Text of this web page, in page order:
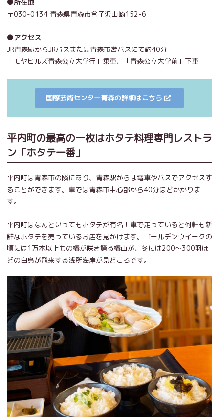
●所在地
〒030-0134 青森県青森市合子沢山崎152-6
●アクセス
JR青森駅からJRバスまたは青森市営バスにて約40分
「モヤヒルズ青森公立大学行」乗車、「青森公立大学前」下車
国際芸術センター青森の詳細はこちら
平内町の最高の一枚はホタテ料理専門レストラ
ン「ホタテ一番」
平内町は青森市の隣にあり、青森駅からは電車やバスでアクセスす
ることができます。車では青森市中心部から40分ほどかかりま
す。
平内町はなんといってもホタテが有名！車で走っていると何軒も新
鮮なホタテを売っているお店を見かけます。ゴールデンウイークの
頃には1万本以上もの椿が咲き誇る椿山が、冬には200～300羽ほ
どの白鳥が飛来する浅所海岸が見どころです。